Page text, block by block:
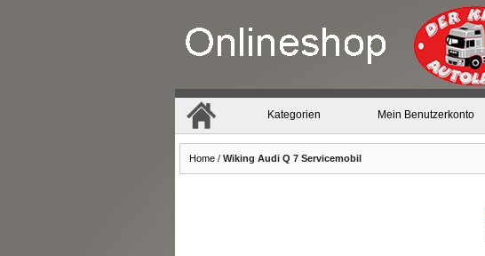
Kategorien Mein Benutzerkonto
Home / Wiking Audi Q 7 Servicemobil